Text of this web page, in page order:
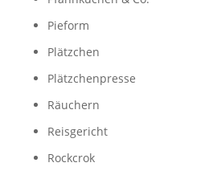
Pieform
Plätzchen
Plätzchenpresse
Räuchern
Reisgericht
Rockcrok